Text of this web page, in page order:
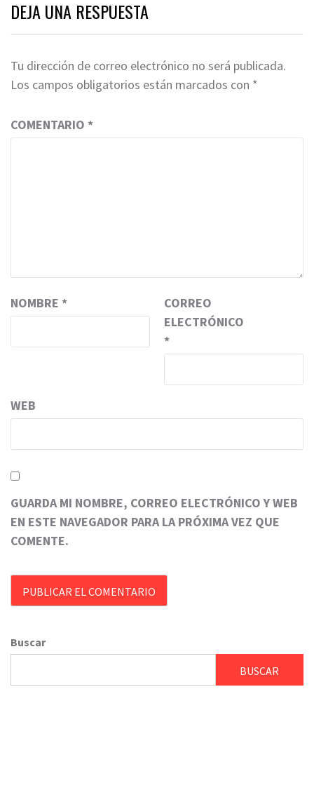
DEJA UNA RESPUESTA
Tu dirección de correo electrónico no será publicada.
Los campos obligatorios están marcados con *
COMENTARIO *
NOMBRE *
CORREO
ELECTRÓNICO
*
WEB
GUARDA MI NOMBRE, CORREO ELECTRÓNICO Y WEB
EN ESTE NAVEGADOR PARA LA PRÓXIMA VEZ QUE
COMENTE.
Buscar
BUSCAR